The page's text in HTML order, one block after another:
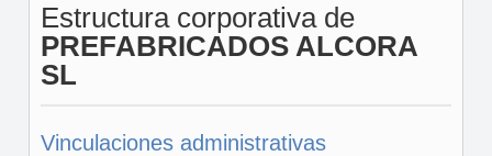
Estructura corporativa de
PREFABRICADOS ALCORA
SL
Vinculaciones administrativas